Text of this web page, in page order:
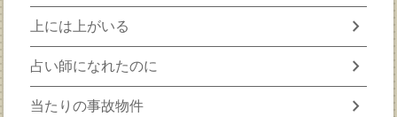
上には上がいる chevron_right
占い師になれたのに chevron_right
当たりの事故物件 chevron_right